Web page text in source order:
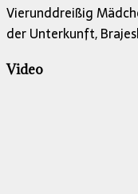
Vierunddreißig
der Unterkunft,
Video